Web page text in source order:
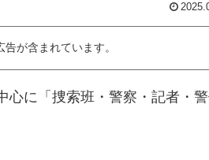
が含まれています。
心に「捜索班・警察・記者・